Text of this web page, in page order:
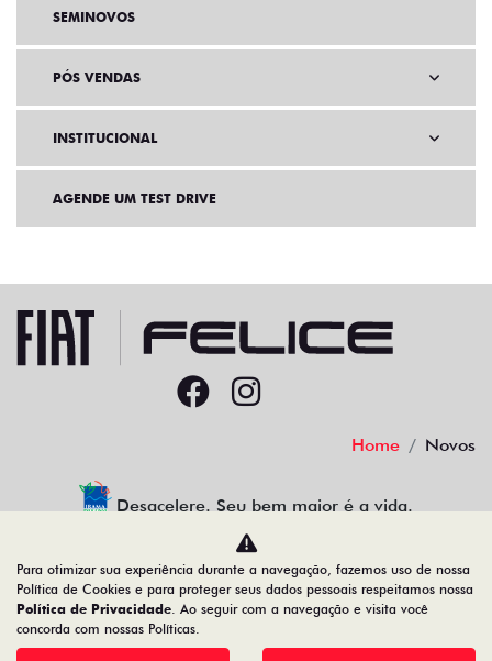
SOLUÇÕES FINANCEIRAS
SEMINOVOS
PÓS VENDAS
INSTITUCIONAL
Home
Desacelere. Seu bem maior é a vida.
Para otimizar sua experiência durante a navegação, fazemos uso de nossa
Política de Cookies e para proteger seus dados pessoais respeitamos nossa
Política de Privacidade. Ao seguir com a navegação e visita você
concorda com nossas Políticas.